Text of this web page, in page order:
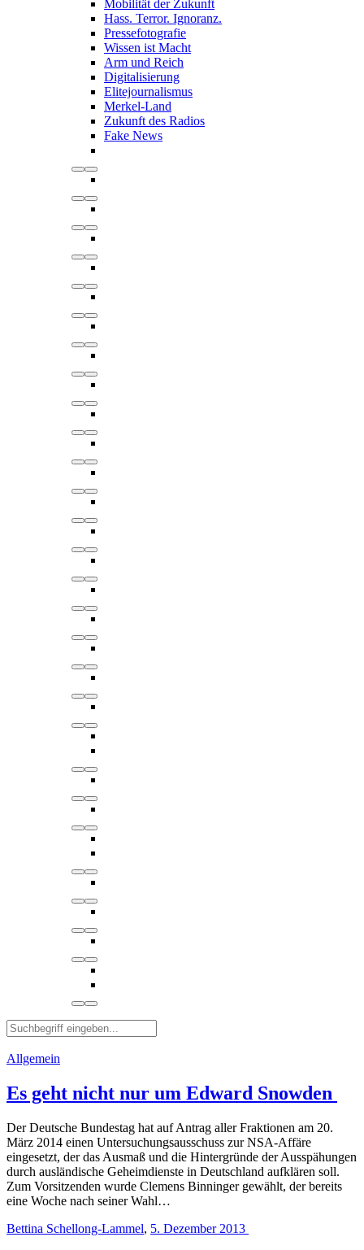
Mobilität der Zukunft
Hass. Terror. Ignoranz.
Pressefotografie
Wissen ist Macht
Arm und Reich
Digitalisierung
Elitejournalismus
Merkel-Land
Zukunft des Radios
Fake News
Allgemein
Es geht nicht nur um Edward Snowden
Der Deutsche Bundestag hat auf Antrag aller Fraktionen am 20.
März 2014 einen Untersuchungsausschuss zur NSA-Affäre
eingesetzt, der das Ausmaß und die Hintergründe der Ausspähungen
durch ausländische Geheimdienste in Deutschland aufklären soll.
Zum Vorsitzenden wurde Clemens Binninger gewählt, der bereits
eine Woche nach seiner Wahl…
Bettina Schellong-Lammel, 5. Dezember 2013